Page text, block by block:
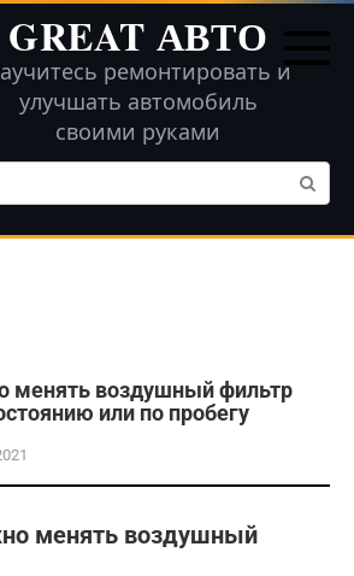
GREAT АВТО
ремонтировать и
улучшать автомобиль
своими руками
менять воздушный фильтр
или по пробегу
менять воздушный